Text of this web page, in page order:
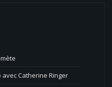
avec Catherine Ringer